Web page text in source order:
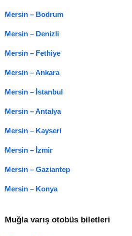
Mersin – Bodrum
Mersin – Denizli
Mersin – Fethiye
Mersin – Ankara
Mersin – İstanbul
Mersin – Antalya
Mersin – Kayseri
Mersin – İzmir
Mersin – Gaziantep
Mersin – Konya
Muğla varış otobüs biletleri